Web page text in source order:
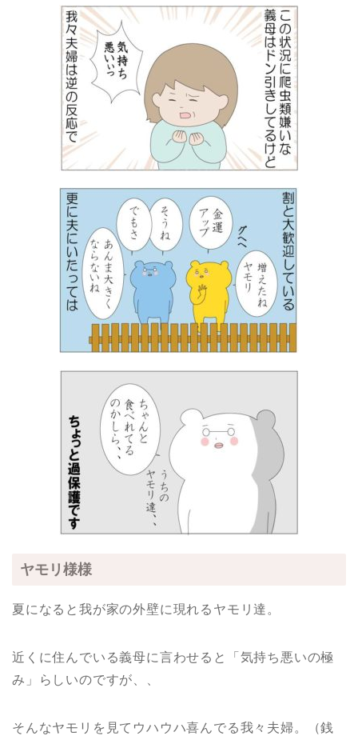
ヤモリ様様
夏になると我が家の外壁に現れるヤモリ達。
近くに住んでいる義母に言わせると「気持ち悪いの極
み」らしいのですが、、
そんなヤモリを見てウハウハ喜んでる我々夫婦。（銭